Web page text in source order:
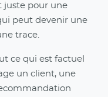
juste pour une
peut devenir une
trace.
ce qui est factuel
un client, une